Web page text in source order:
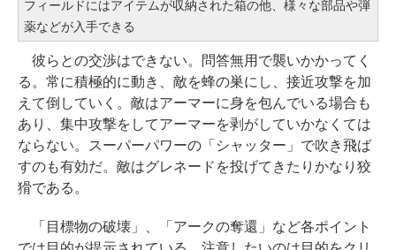
フィールドにはアイテムが収納された箱の他、様々な部品や弾
薬などが入手できる
彼らとの交渉はできない。問答無用で襲いかかってく
る。常に積極的に動き、敵を蜂の巣にし、接近攻撃を加
えて倒していく。敵はアーマーに身を包んでいる場合も
あり、集中攻撃をしてアーマーを剥がしていかなくては
ならない。スーパーパワーの「シャッター」で吹き飛ば
すのも有効だ。敵はグレネードを投げてきたりかなり狡
猾である。
「目標物の破壊」、「アークの奪還」など各ポイント